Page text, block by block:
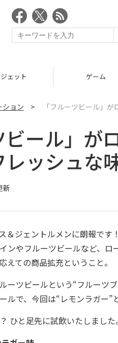
ェット ゲーム
ション > 「フルーツビール」
ビール」
ッシュな
新
＆ジェントルメンに朗報です！
ンやフルーツビールなど、
えての商品拡充ということ。
ーツビールという“フルーツ
ルで、今回は“レモンラガー”
ひと足先に試飲いたしました。